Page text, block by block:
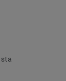
tai